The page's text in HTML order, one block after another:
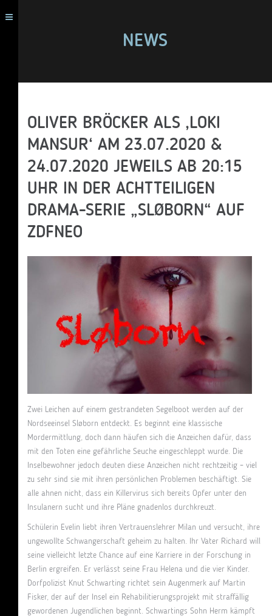
NEWS
OLIVER BRÖCKER ALS ‚LOKI
MANSUR‘ AM 23.07.2020 &
24.07.2020 JEWEILS AB 20:15
UHR IN DER ACHTTEILIGEN
DRAMA-SERIE „SLØBORN“ AUF
ZDFNEO
Zwei Leichen auf einem gestrandeten Segelboot werden auf der
Nordseeinsel Sløborn entdeckt. Es beginnt eine klassische
Mordermittlung, doch dann häufen sich die Anzeichen dafür, dass
mit den Toten eine gefährliche Seuche eingeschleppt wurde. Die
Inselbewohner jedoch deuten diese Anzeichen nicht rechtzeitig – viel
zu sehr sind sie mit ihren persönlichen Problemen beschäftigt. Sie
alle ahnen nicht, dass ein Killervirus sich bereits Opfer unter den
Insulanern sucht und ihre Pläne gnadenlos durchkreuzt.
Schülerin Evelin liebt ihren Vertrauenslehrer Milan und versucht, ihre
ungewollte Schwangerschaft geheim zu halten. Ihr Vater Richard will
seine vielleicht letzte Chance auf eine Karriere in der Forschung in
Berlin ergreifen. Er verlässt seine Frau Helena und die vier Kinder.
Dorfpolizist Knut Schwarting richtet sein Augenmerk auf Martin
Fisker, der auf der Insel ein Rehabilitierungsprojekt mit straffällig
gewordenen Jugendlichen beginnt. Schwartings Sohn Herm kämpft